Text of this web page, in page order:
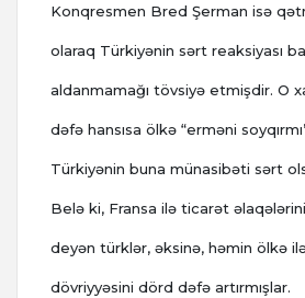
Konqresmen Bred Şerman isə
olaraq Türkiyənin sərt reaksiyası
aldanmamağı tövsiyə etmişdir. O
dəfə hansısa ölkə “erməni
Türkiyənin buna münasibəti sərt
Belə ki, Fransa ilə ticarət
deyən türklər, əksinə, həmin ölkə
dövriyyəsini dörd dəfə artırmışlar.